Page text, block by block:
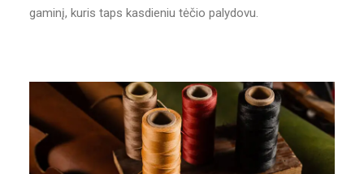
gaminį, kuris taps kasdieniu tėčio palydovu.